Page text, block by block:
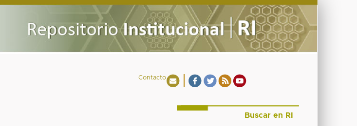
Contacto
Buscar en RI